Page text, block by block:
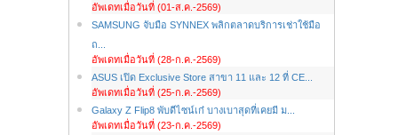
อัพเดทเมื่อวันที่ (01-ส.ค.-2569)
SAMSUNG จับมือ SYNNEX พลิกตลาดบริการเช่าใช้มือ
ถ...
อัพเดทเมื่อวันที่ (28-ก.ค.-2569)
ASUS เปิด Exclusive Store สาขา 11 และ 12 ที่ CE...
อัพเดทเมื่อวันที่ (25-ก.ค.-2569)
Galaxy Z Flip8 พับดีไซน์เก๋ บางเบาสุดที่เคยมี ม...
อัพเดทเมื่อวันที่ (23-ก.ค.-2569)